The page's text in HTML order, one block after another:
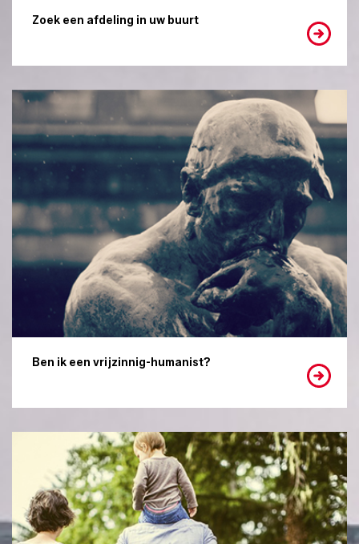
Zoek een afdeling in uw buurt
Ben ik een vrijzinnig-humanist?